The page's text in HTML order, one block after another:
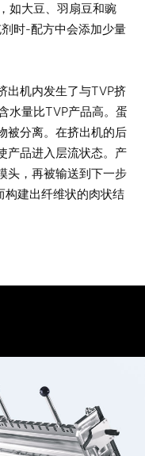
如大豆、羽扇豆和豌
时-配方中会添加少量
出机内发生了与TVP挤
水量比TVP产品高。蛋
被分离。在挤出机的后
产品进入层流状态。产
头，再被输送到下一步
构建出纤维状的肉状结